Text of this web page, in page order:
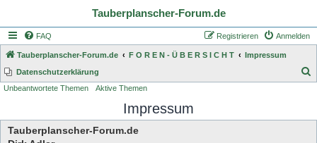
Tauberplanscher-Forum.de
FAQ Anmelden
Registrieren
Tauberplanscher-Forum.de F O R E N - Ü B E R S I C H T
Impressum
Datenschutzerklärung
h
Unbeantwortete Themen Aktive Themen
Impressum
Tauberplanscher-Forum.de